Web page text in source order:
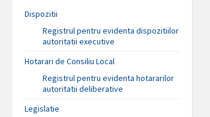
Dispozitii
Registrul pentru evidenta dispozitiilor
autoritatii executive
Hotarari de Consiliu Local
Registrul pentru evidenta hotararilor
autoritatii deliberative
Legislatie